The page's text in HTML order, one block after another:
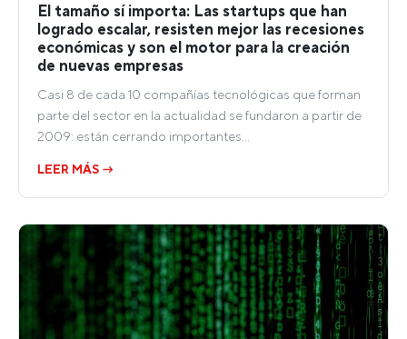
El tamaño sí importa: Las startups que han
logrado escalar, resisten mejor las recesiones
económicas y son el motor para la creación
de nuevas empresas
Casi 8 de cada 10 compañías tecnológicas que forman
parte del sector en la actualidad se fundaron a partir de
2009: están cerrando importantes…
LEER MÁS →